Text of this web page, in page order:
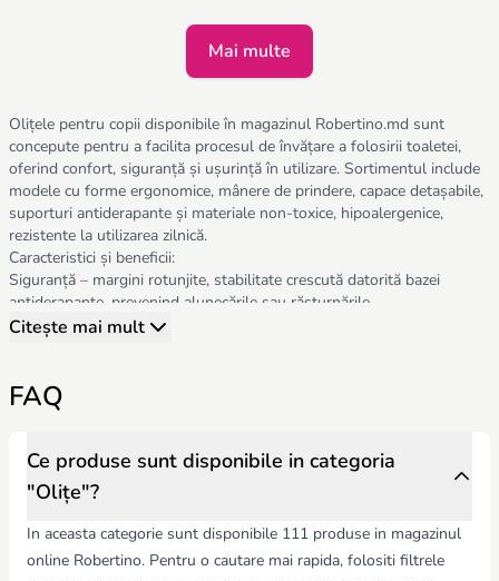
Mai multe
Olițele pentru copii disponibile în magazinul Robertino.md sunt
concepute pentru a facilita procesul de învățare a folosirii toaletei,
oferind confort, siguranță și ușurință în utilizare. Sortimentul include
modele cu forme ergonomice, mânere de prindere, capace detașabile,
suporturi antiderapante și materiale non-toxice, hipoalergenice,
rezistente la utilizarea zilnică.
Caracteristici și beneficii:
Siguranță – margini rotunjite, stabilitate crescută datorită bazei
antiderapante, prevenind alunecările sau răsturnările.
Confort – forme adaptate pentru poziția naturală a copilului, scaune
optimă, compatibile cu diverse tipuri de baie.
Materiale de calitate – plastic rezistent, fără BPA și alte substanțe
Recomandări pentru părinți:
Alegerea în funcție de vârsta și mărimea copilului.
Asigurarea stabilității pe suprafețe plane.
Curățarea regulată pentru prevenirea bacteriilor și mirosurilor
Olițele Robertino.md oferă părinților un instrument sigur și practic
Citește mai mult
FAQ
Ce produse sunt disponibile in categoria
"Olițe"?
In aceasta categorie sunt disponibile 111 produse in magazinul
online Robertino. Pentru o cautare mai rapida, folositi filtrele